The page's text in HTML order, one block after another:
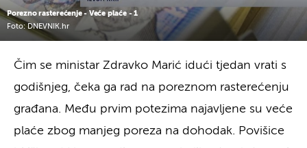
Porezno rasterećenje - Veće plaće - 1
Foto: DNEVNIK.hr
Čim se ministar Zdravko Marić idući tjedan vrati s
godišnjeg, čeka ga rad na poreznom rasterećenju
građana. Među prvim potezima najavljene su veće
plaće zbog manjeg poreza na dohodak. Povišice